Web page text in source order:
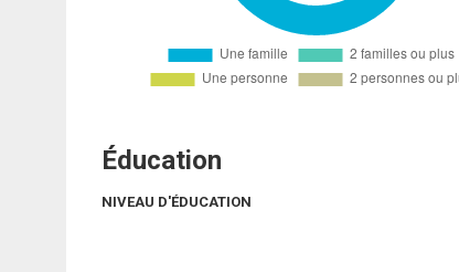
Éducation
NIVEAU D'ÉDUCATION